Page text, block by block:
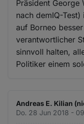
Präsident George
nach demIQ-
auf Borneo
verantwortlicher
sinnvoll halten,
Politiker einem
Andreas E. Kilian
Do. 28 Jun 2018 -